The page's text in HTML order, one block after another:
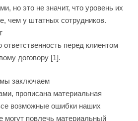
но это не значит, что уровень их
чем у штатных сотрудников.
перед клиентом
договору [1].
заключаем
прописана материальная
возможные ошибки наших
могут повлечь материальный